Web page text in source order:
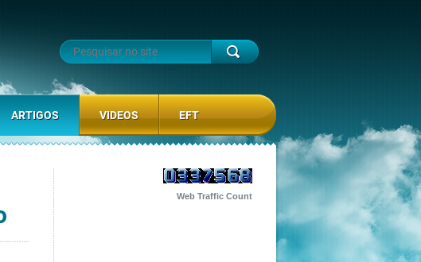
Web Traffic Count
ARTIGOS VIDEOS EFT